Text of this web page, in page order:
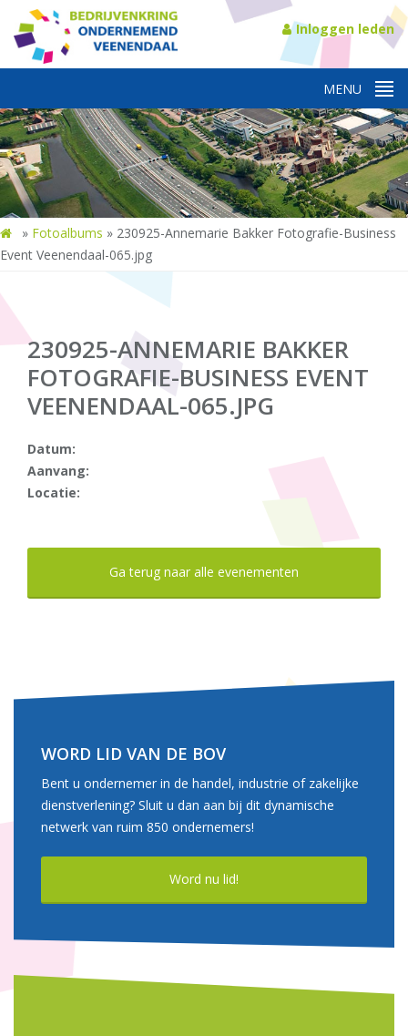
Inloggen leden
» Fotoalbums » 230925-Annemarie Bakker Fotografie-Business
Event Veenendaal-065.jpg
230925-ANNEMARIE BAKKER
FOTOGRAFIE-BUSINESS EVENT
VEENENDAAL-065.JPG
Datum:
Aanvang:
Locatie:
Ga terug naar alle evenementen
WORD LID VAN DE BOV
Bent u ondernemer in de handel, industrie of zakelijke
dienstverlening? Sluit u dan aan bij dit dynamische
netwerk van ruim 850 ondernemers!
Word nu lid!